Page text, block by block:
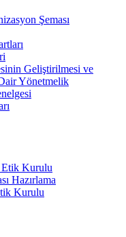
Şeması
Geliştirilmesi ve
Yönetmelik
Etik Kurulu
Hazırlama
Kurulu